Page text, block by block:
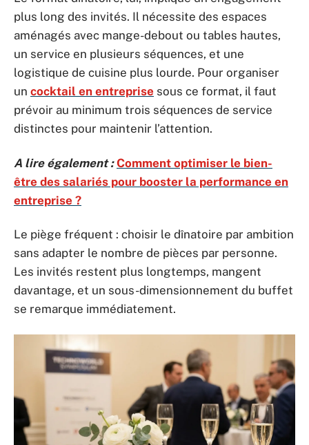
plus long des invités. Il nécessite des espaces
aménagés avec mange-debout ou tables hautes,
un service en plusieurs séquences, et une
logistique de cuisine plus lourde. Pour organiser
un cocktail en entreprise sous ce format, il faut
prévoir au minimum trois séquences de service
distinctes pour maintenir l’attention.
A lire également : Comment optimiser le bien-
être des salariés pour booster la performance en
entreprise ?
Le piège fréquent : choisir le dînatoire par ambition
sans adapter le nombre de pièces par personne.
Les invités restent plus longtemps, mangent
davantage, et un sous-dimensionnement du buffet
se remarque immédiatement.